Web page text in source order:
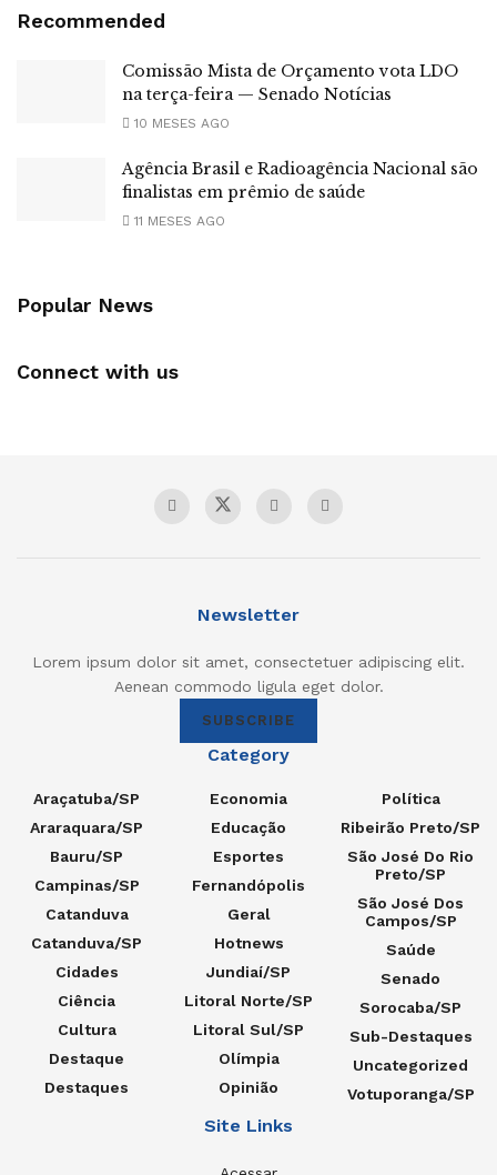
Recommended
Comissão Mista de Orçamento vota LDO
na terça-feira — Senado Notícias
10 MESES AGO
Agência Brasil e Radioagência Nacional são
finalistas em prêmio de saúde
11 MESES AGO
Popular News
Connect with us
Newsletter
Lorem ipsum dolor sit amet, consectetuer adipiscing elit.
Aenean commodo ligula eget dolor.
SUBSCRIBE
Category
Araçatuba/SP
Araraquara/SP
Bauru/SP
Campinas/SP
Catanduva
Catanduva/SP
Cidades
Ciência
Cultura
Destaque
Destaques
Economia
Educação
Esportes
Fernandópolis
Geral
Hotnews
Jundiaí/SP
Litoral Norte/SP
Litoral Sul/SP
Olímpia
Opinião
Política
Ribeirão Preto/SP
São José Do Rio
Preto/SP
São José Dos
Campos/SP
Saúde
Senado
Sorocaba/SP
Sub-Destaques
Uncategorized
Votuporanga/SP
Site Links